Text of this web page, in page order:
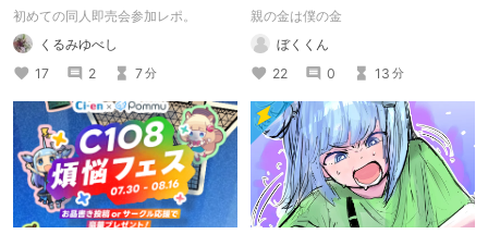
初めての同人即売会参加レポ。
くるみゆべし
17
2 7分
親の金は僕の金
ぼくくん
22
0 13 分